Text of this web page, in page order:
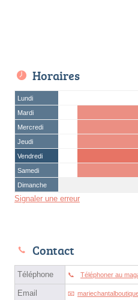
Horaires
Lundi
Mardi
Mercredi
Jeudi
Vendredi
Samedi
Dimanche
Signaler une erreur
Contact
Téléphone Téléphoner au
Email